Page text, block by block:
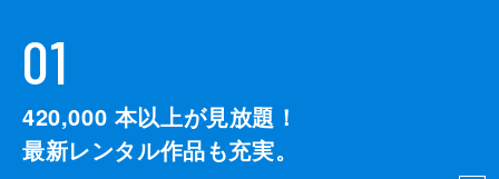
01
420,000 本以上が見放題！
最新レンタル作品も充実。